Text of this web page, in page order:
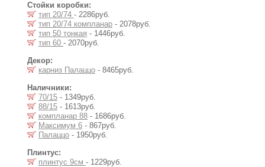
Стойки коробки:
тип 20/74 - 2286руб.
тип 20/74 компланар - 2078руб.
тип 50 тонкая - 1446руб.
тип 60 - 2070руб.
Декор:
карниз Палаццо - 8465руб.
Наличники:
70/15 - 1349руб.
88/15 - 1613руб.
компланар 88 - 1686руб.
Максимум 6 - 867руб.
Палаццо - 1950руб.
Плинтус:
плинтус 9см - 1229руб.